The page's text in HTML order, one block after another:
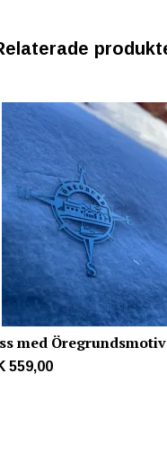
med Öregrundsmotiv
559,00